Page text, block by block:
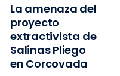
La amenaza del
proyecto
extractivista de
Salinas Pliego
en Corcovada